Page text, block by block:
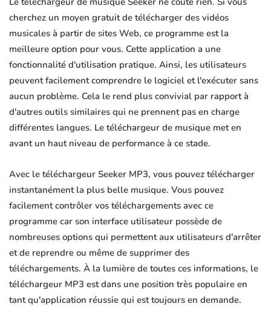
cherchez un moyen gratuit de télécharger des vidéos
musicales à partir de sites Web, ce programme est la
meilleure option pour vous. Cette application a une
fonctionnalité d'utilisation pratique. Ainsi, les utilisateurs
peuvent facilement comprendre le logiciel et l'exécuter sans
aucun problème. Cela le rend plus convivial par rapport à
d'autres outils similaires qui ne prennent pas en charge
différentes langues. Le téléchargeur de musique met en
avant un haut niveau de performance à ce stade.
Avec le téléchargeur Seeker MP3, vous pouvez télécharger
instantanément la plus belle musique. Vous pouvez
facilement contrôler vos téléchargements avec ce
programme car son interface utilisateur possède de
nombreuses options qui permettent aux utilisateurs d'arrêter
et de reprendre ou même de supprimer des
téléchargements. À la lumière de toutes ces informations, le
téléchargeur MP3 est dans une position très populaire en
tant qu'application réussie qui est toujours en demande.